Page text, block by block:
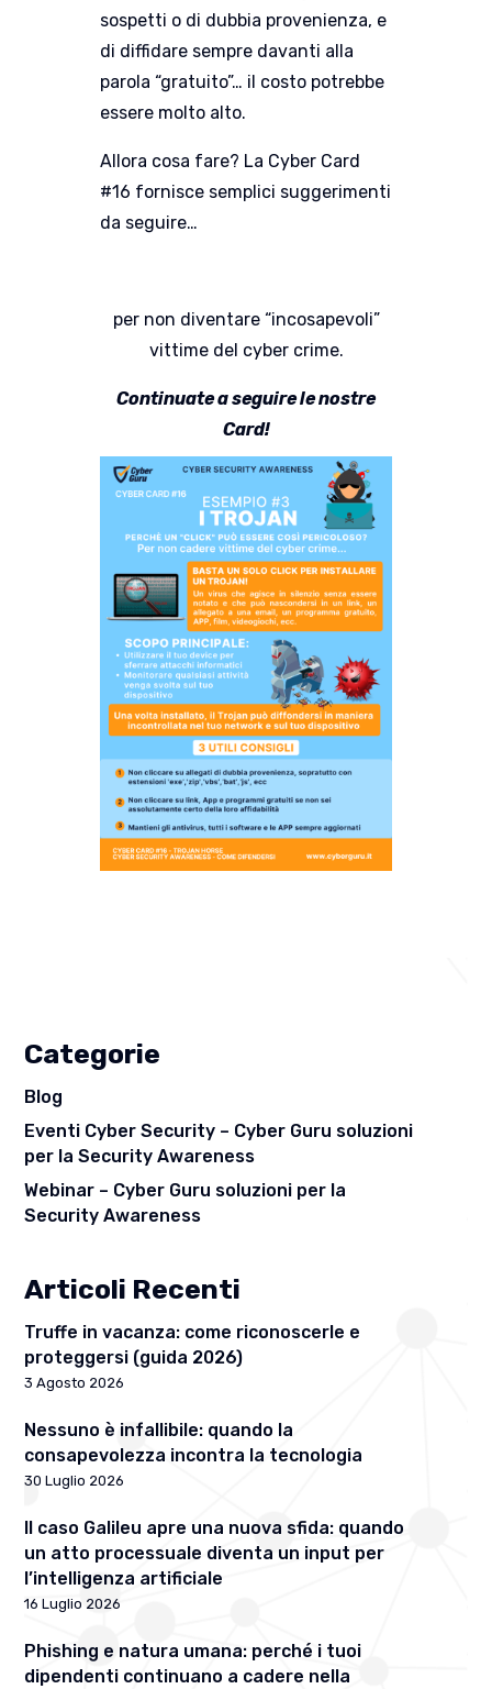
Categorie
Blog
Eventi Cyber Security – Cyber Guru soluzioni
per la Security Awareness
Webinar – Cyber Guru soluzioni per la
Security Awareness
Articoli Recenti
Truffe in vacanza: come riconoscerle e
proteggersi (guida 2026)
3 Agosto 2026
Nessuno è infallibile: quando la
consapevolezza incontra la tecnologia
30 Luglio 2026
Il caso Galileu apre una nuova sfida: quando
un atto processuale diventa un input per
l’intelligenza artificiale
16 Luglio 2026
Phishing e natura umana: perché i tuoi
dipendenti continuano a cadere nella
sospetti o di dubbia provenienza, e
di diffidare sempre davanti alla
parola “gratuito”… il costo potrebbe
essere molto alto.
Allora cosa fare? La Cyber Card
#16 fornisce semplici suggerimenti
da seguire…
per non diventare “incosapevoli”
vittime del cyber crime.
Continuate a seguire le nostre
Card!